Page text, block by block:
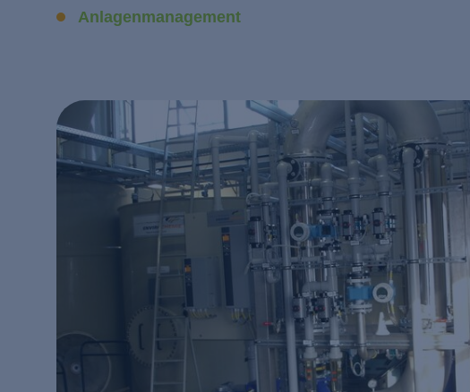
Anlagenmanagement